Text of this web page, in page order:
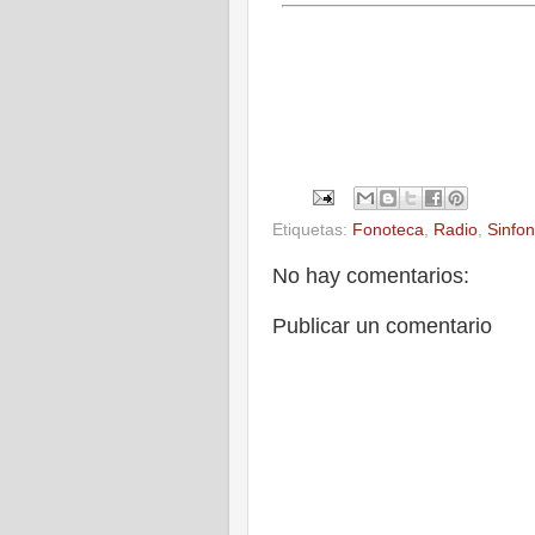
Etiquetas: Fonoteca, Radio,
No hay comentarios:
Publicar un comentario